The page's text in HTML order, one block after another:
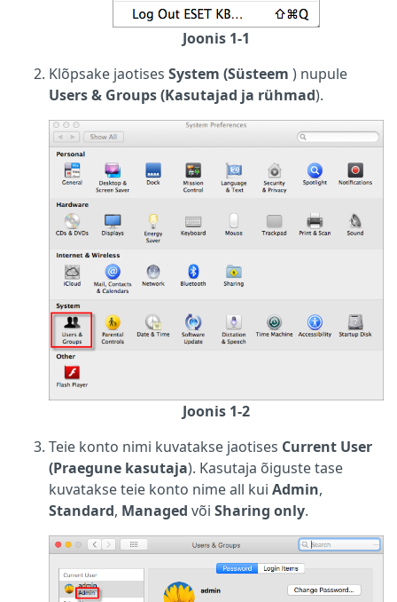
Joonis 1-1
Klõpsake jaotises System (Süsteem ) nupule
Users & Groups (Kasutajad ja rühmad).
Joonis 1-2
Teie konto nimi kuvatakse jaotises Current User
(Praegune kasutaja). Kasutaja õiguste tase
kuvatakse teie konto nime all kui Admin,
Standard, Managed või Sharing only.